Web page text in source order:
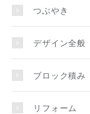
つぶやき
デザイン全般
ブロック積み
リフォーム